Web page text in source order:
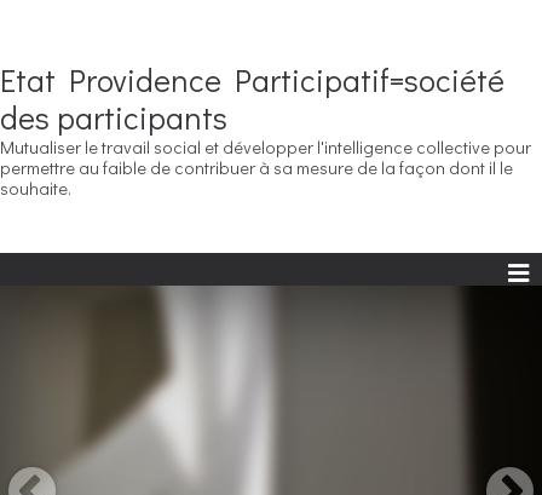
Etat Providence Participatif=société
des participants
Mutualiser le travail social et développer l'intelligence collective pour
permettre au faible de contribuer à sa mesure de la façon dont il le
souhaite.